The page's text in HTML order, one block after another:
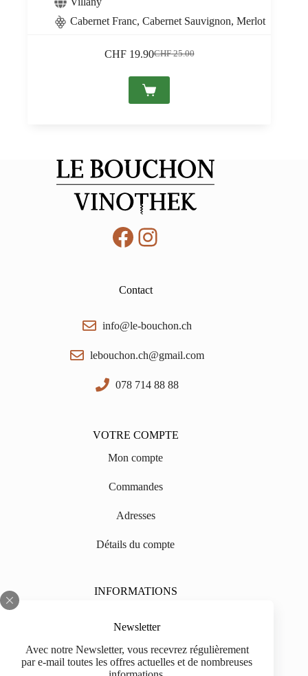
Newsletter
Avec notre Newsletter, vous recevrez régulièrement
par e-mail toutes les offres actuelles et de nombreuses
Cabernet Franc, Cabernet Sauvignon, Merlot
CHF25.00
Le
était :
CHF19.90Le
est :
Facebook
Instagram
Contact
info@le-bouchon.ch
lebouchon.ch@gmail.com
078 714 88 88
VOTRE COMPTE
Mon compte
Commandes
Adresses
Détails du compte
INFORMATIONS
Livraison